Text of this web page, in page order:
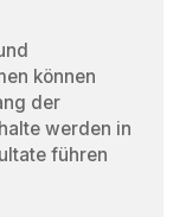
können
der
werden in
führen